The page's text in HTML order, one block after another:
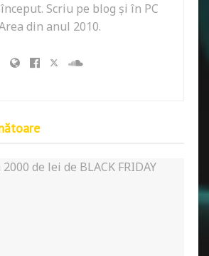
Scriu pe blog și în PC
din anul 2010.